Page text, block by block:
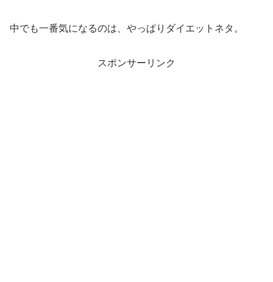
中でも一番気になるのは、やっぱりダイエットネタ。
スポンサーリンク